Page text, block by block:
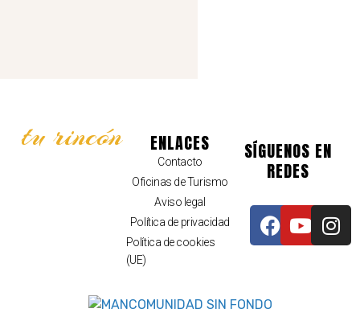
tu rincón ENLACES
Contacto
Oficinas de Turismo
Aviso legal
Política de privacidad
Política de cookies
(UE)
SÍGUENOS EN
REDES